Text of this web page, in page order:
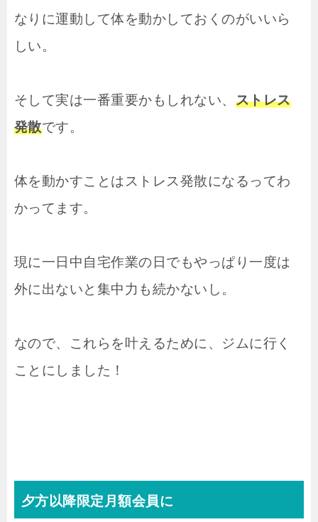
なりに運動して体を動かしておくのがいいら
しい。
そして実は一番重要かもしれない、 ストレス
発散です。
体を動かすことはストレス発散になるってわ
かってます。
現に一日中自宅作業の日でもやっぱり一度は
外に出ないと集中力も続かないし。
なので、これらを叶えるために、ジムに行く
ことにしました！
夕方以降限定月額会員に